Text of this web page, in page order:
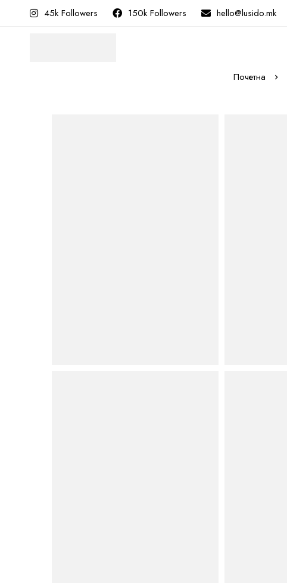
45k Followers 150k Followers hello@lusido.mk
Почетна